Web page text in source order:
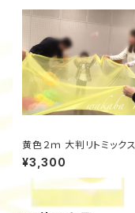
黄色２ｍ 大判リトミック
フ
¥3,300